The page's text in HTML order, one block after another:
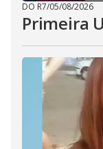
DO R7/05/08/2026
Primeira